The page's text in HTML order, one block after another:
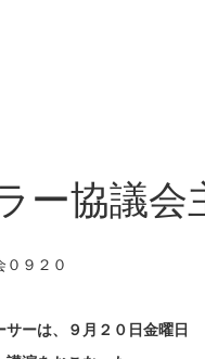
ー協議
ーは、９月２０日金曜日